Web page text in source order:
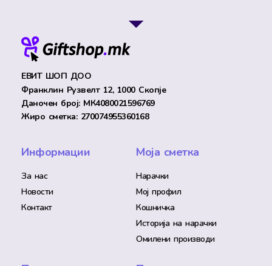
ЕВИТ ШОП ДОО
Франклин Рузвелт 12, 1000 Скопје
Даночен број: МК4080021596769
Жиро сметка: 270074955360168
Информации
За нас
Новости
Контакт
Моја сметка
Нарачки
Мој профил
Кошничка
Историја на нарачки
Омилени производи